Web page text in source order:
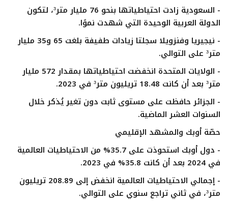
- السعودية زادت احتياطياتها بنحو 76 مليار متر³، لتكون
الدولة العربية الوحيدة التي شهدت نموًا.
- نيجيريا وفنزويلا سجلتا زيادات طفيفة بلغت 65 و35 مليار
متر³ على التوالي.
- الولايات المتحدة انخفضت احتياطياتها بمقدار 572 مليار
متر³ بعد أن كانت 18.48 تريليون متر³ في 2023.
- الجزائر حافظت على مستوى ثابت دون تغير يُذكر خلال
السنوات العشر الماضية.
حصّة أوبك والمشهد الإقليمي
- دول أوبك استحوذت على 35.7% من الاحتياطيات العالمية
في 2024 بعد أن كانت 35.8% في 2023.
- إجمالي الاحتياطيات العالمية انخفض إلى 208.89 تريليون
متر³، في ثاني تراجع سنوي على التوالي.